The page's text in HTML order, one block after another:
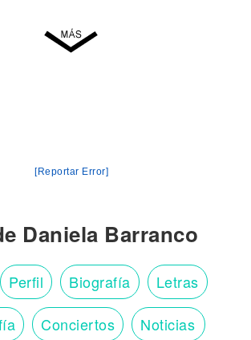
[Reportar Error]
Daniela Barranco
Perfil Biografía Letras
Conciertos Noticias